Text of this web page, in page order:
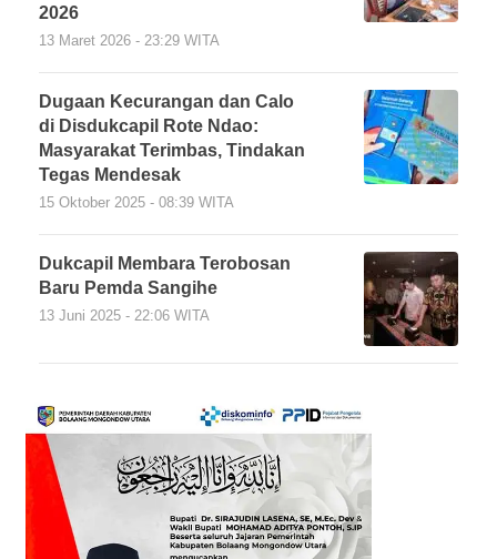
2026
13 Maret 2026 - 23:29 WITA
Dugaan Kecurangan dan Calo
di Disdukcapil Rote Ndao:
Masyarakat Terimbas, Tindakan
Tegas Mendesak
15 Oktober 2025 - 08:39 WITA
Dukcapil Membara Terobosan
Baru Pemda Sangihe
13 Juni 2025 - 22:06 WITA